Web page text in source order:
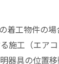
着工物件の
施工（エア
器具の位置